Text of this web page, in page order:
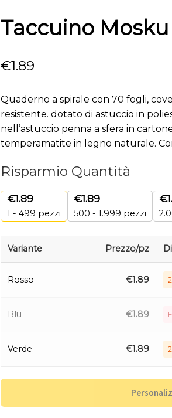
Taccuino Mosku
€1.89
Quaderno a spirale con 70 fogli,
resistente. dotato di astuccio in
nell’astuccio penna a sfera in
temperamatite in legno naturale.
Risparmio Quantità
€1.89
1 - 499 pezzi
€1.89
500 - 1.999 pezzi
€
Variante Prezzo/pz
Rosso €1.89
Blu €1.89
Verde €1.89